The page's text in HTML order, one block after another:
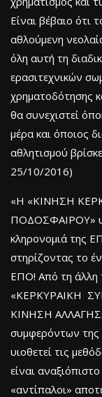
Είναι βέβαιο ότι
αθλούμενη
όλη αυτή τη
ερασιτεχνικών
χρηματοδότησης
θα συνεχιστεί
μέρα και όποιος
αθλητισμού
25/10/2016)
«Η «ΚΙΝΗΣΗ
ΠΟΔΟΣΦΑΙΡΟΥ»
κληρονομιά της
στηρίζοντας το
ΕΠΟ! Από τη άλλη
«ΚΕΡΚΥΡΑΙΚΗ
ΚΙΝΗΣΗ ΑΛΛΑΓΗΣ»
συμφερόντων
υιοθετεί τις
είναι
«αντίπαλοι»